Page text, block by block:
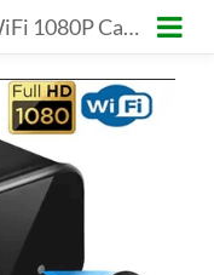
Mini Câmera WiFi 1080P Carregador USB Com Micro Câmera De Vídeo Gravação de Áudio